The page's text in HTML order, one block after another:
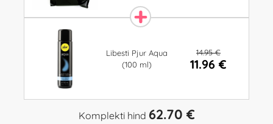
Libesti Pjur Aqua
(100 ml)
14.95 €
11.96 €
Komplekti hind 62.70 €